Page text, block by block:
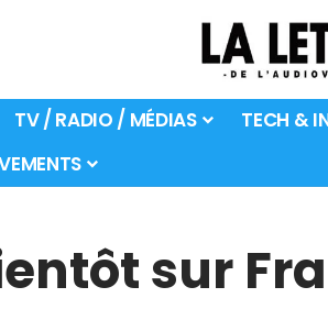
TV / RADIO / MÉDIAS TECH &
sur